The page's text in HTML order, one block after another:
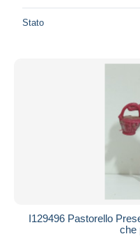
Stato
I129496 Pastorello
che